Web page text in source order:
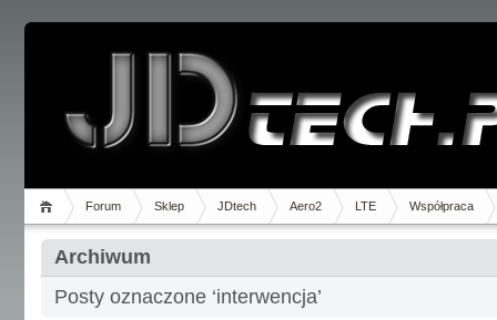
Forum Sklep JDtech Aero2 LTE Współpraca
Archiwum
Posty oznaczone ‘interwencja’